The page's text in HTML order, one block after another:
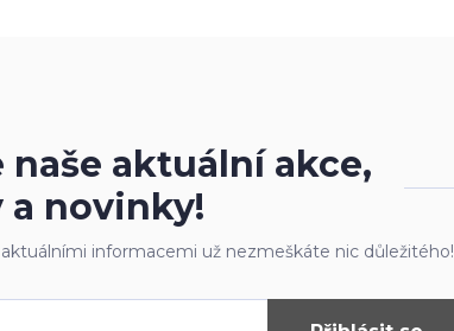
naše aktuální akce,
a novinky!
informacemi už nezmeškáte nic důležitého!